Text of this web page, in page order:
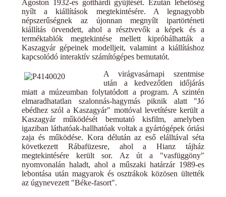
Ágoston 1932-es gotthárdi gyűjtését. Ezután lehetőség
nyílt a kiállítások megtekintésére. A legnagyobb
népszerűségnek az újonnan megnyílt ipartörténeti
kiállítás örvendett, ahol a résztvevők a képek és a
terméktablók megtekintése mellett kipróbálhatták a
Kaszagyár gépeinek modelljeit, valamint a kiállításhoz
kapcsolódó interaktív számítógépes bemutatót.
A virágvasárnapi szentmise
után a kedvezőtlen időjárás
miatt a múzeumban folytatódott a program. A szintén
elmaradhatatlan szalonnás-hagymás piknik alatt "Jó
ebédhez szól a Kaszagyár" mottóval levetítésre került a
Kaszagyár működését bemutató kisfilm, amelyben
igaziban láthatóak-hallhatóak voltak a gyártógépek óriási
zaja és működése. Kora délután az eső elálltával séta
következett Rábafüzesre, ahol a Hianz tájház
megtekintésére került sor. Az út a "vasfüggöny"
nyomvonalán haladt, ahol a műszaki határzár 1989-es
lebontása után magyarok és osztrákok közösen ültették
az úgynevezett "Béke-fasort".